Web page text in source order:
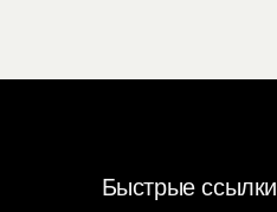
Быстрые ссылки